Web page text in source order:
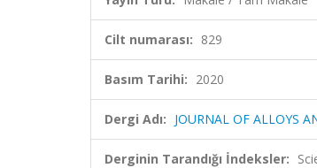
Cilt numarası: 829
Basım Tarihi: 2020
Dergi Adı: JOURNAL OF ALLOYS
Derginin Tarandığı İndeksler: